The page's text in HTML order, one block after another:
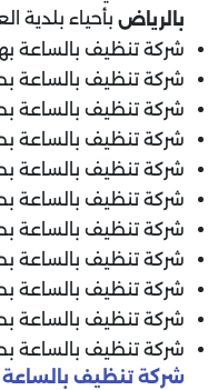
بالرياض بأحياء بلدية
شركة تنظيف بالساعة
شركة تنظيف بالساعة
شركة تنظيف بالساعة
شركة تنظيف بالساعة
شركة تنظيف بالساعة
شركة تنظيف بالساعة
شركة تنظيف بالساعة
شركة تنظيف بالساعة
شركة تنظيف بالساعة
شركة تنظيف بالساعة
شركة تنظيف بالساعة
شركة تنظيف بالساعة